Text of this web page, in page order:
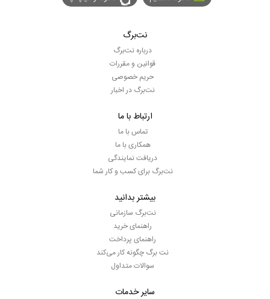
نت‌برگ
درباره نت‌برگ
قوانین و مقررات
حریم خصوصی
نت‌برگ در اخبار
ارتباط با ما
تماس با ما
همکاری با ما
دریافت نمایندگی
نت‌برگ برای کسب و کار شما
بیشتر بدانید
نت‌برگ سازمانی
راهنمای خرید
راهنمای پرداخت
نت برگ چگونه کار می‌کند
سوالات متداول
سایر خدمات